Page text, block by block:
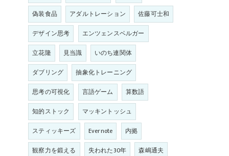
偽装食品
アダルトレーション
佐藤可士和
デザイン思考
エンツェンスベルガー
立花隆
見当識
いのち連関体
ダブリング
抽象化トレーニング
思考の可視化
言語ゲーム
算数語
知的ストック
マッキントッシュ
スティッキーズ
Evernote
内拠
観察力を鍛える
失われた30年
森嶋通夫